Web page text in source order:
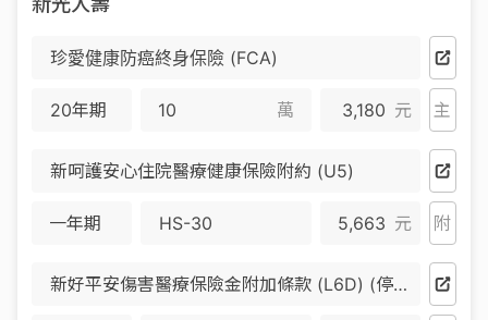
珍愛健康防癌終身保險 (FCA)
20年期 萬 3,180 元 主
新呵護安心住院醫療健康保險附約 (U5)
一年期 HS-30 5,663 元 附
新好平安傷害醫療保險金附加條款 (L6D) (停售)